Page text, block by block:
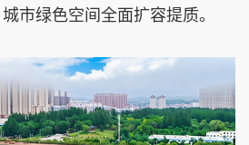
市绿色空间全面扩容提质。